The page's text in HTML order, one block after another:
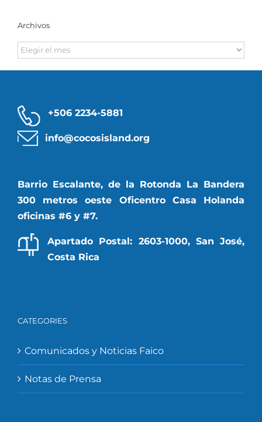
Archivos
Archivos
+506 2234-5881
info@cocosisland.org
Barrio Escalante, de la Rotonda La Bandera
300 metros oeste Oficentro Casa Holanda
oficinas #6 y #7.
Apartado Postal: 2603-1000, San José,
Costa Rica
CATEGORIES
Comunicados y Noticias Faico
Notas de Prensa